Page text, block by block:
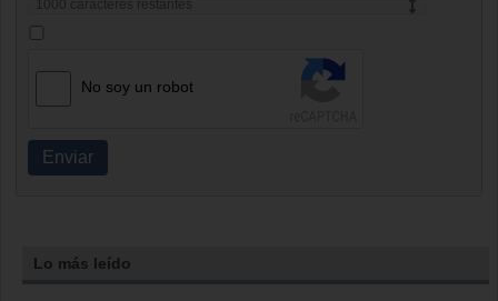
caracteres restantes
No soy un robot
Enviar
Lo más leído